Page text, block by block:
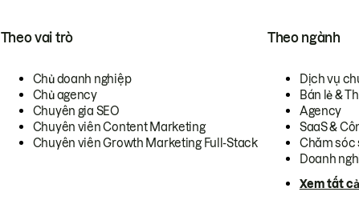
Theo vai trò
Chủ doanh nghiệp
Chủ agency
Chuyên gia SEO
Chuyên viên Content Marketing
Chuyên viên Growth Marketing Full-Stack
Theo ngành
Dịch vụ
Bán lẻ &
Agency
SaaS &
Chăm sóc
Doanh
Xem tất